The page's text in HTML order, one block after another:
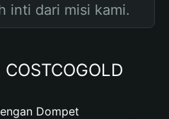
inti dari misi kami.
Dompet